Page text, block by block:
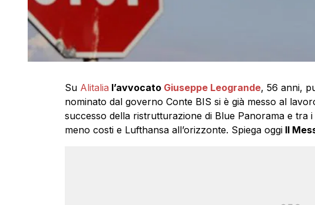
Su Alitalia l’avvocato Giuseppe Leogrande, 56 anni,
nominato dal governo Conte BIS si è già messo al
successo della ristrutturazione di Blue Panorama e tra
meno costi e Lufthansa all’orizzonte. Spiega oggiIl